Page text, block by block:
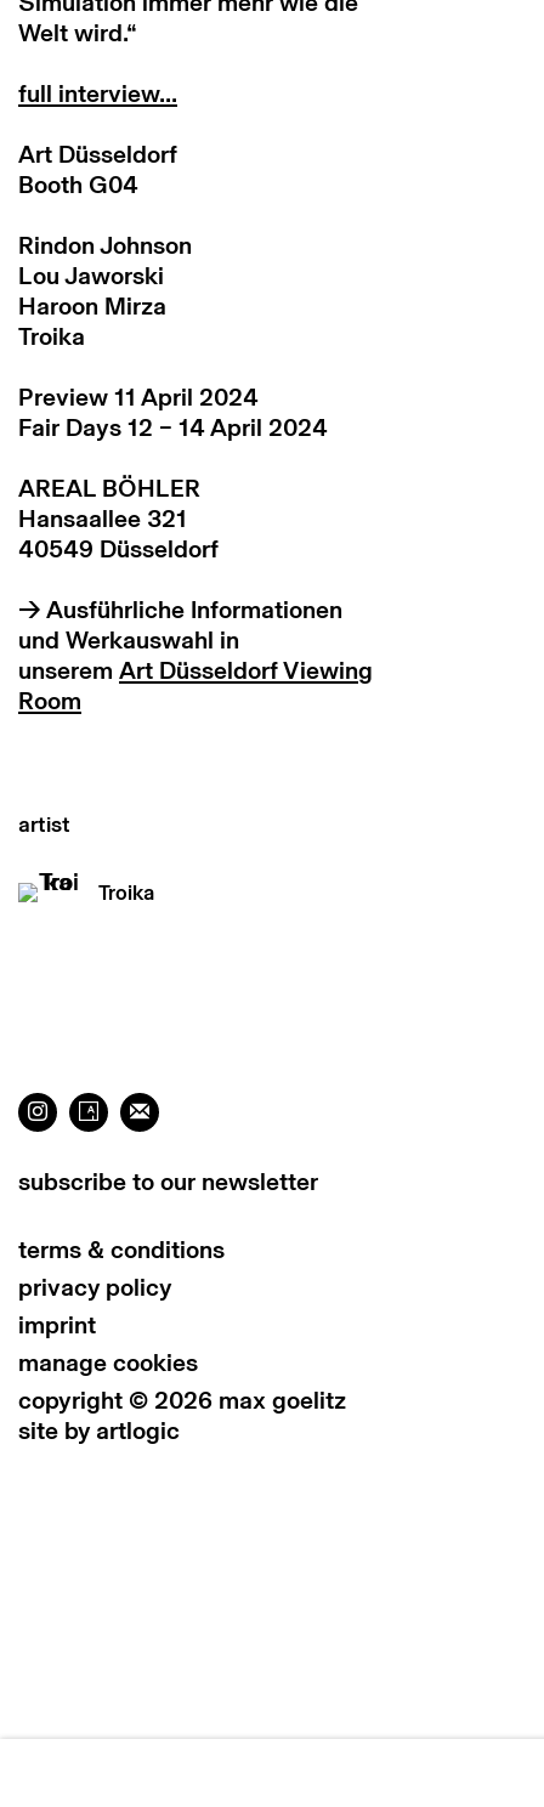
Welt wird.“
full interview...
Art Düsseldorf
Booth G04
Rindon Johnson
Lou Jaworski
Haroon Mirza
Troika
Preview 11 April 2024
Fair Days 12 – 14 April 2024
AREAL BÖHLER
Hansaallee 321
40549 Düsseldorf
→ Ausführliche Informationen
und Werkauswahl in
unserem Art Düsseldorf Viewing
Room
artist
Troika
subscribe to our newsletter
terms & conditions
privacy policy
imprint
manage cookies
copyright © 2026 max goelitz
site by artlogic